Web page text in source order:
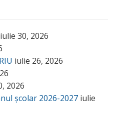
iulie 30, 2026
iulie 26, 2026
2026
școlar 2026-2027 iulie